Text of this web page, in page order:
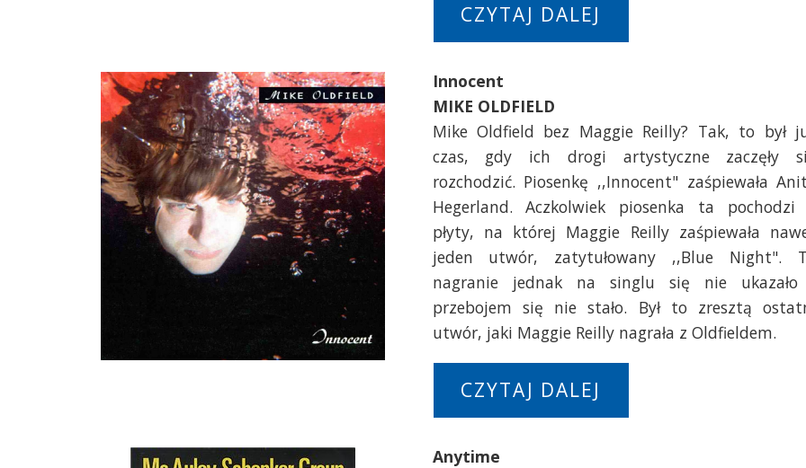
CZYTAJ DALEJ
Innocent
MIKE OLDFIELD
Mike Oldfield bez Maggie Reilly? Tak, to był
czas, gdy ich drogi artystyczne zaczęły
rozchodzić. Piosenkę ,,Innocent" zaśpiewała
Hegerland. Aczkolwiek piosenka ta pochodzi
płyty, na której Maggie Reilly zaśpiewała
jeden utwór, zatytułowany ,,Blue Night".
nagranie jednak na singlu się nie
przebojem się nie stało. Był to zresztą
utwór, jaki Maggie Reilly nagrała z Oldfieldem.
CZYTAJ DALEJ
Anytime